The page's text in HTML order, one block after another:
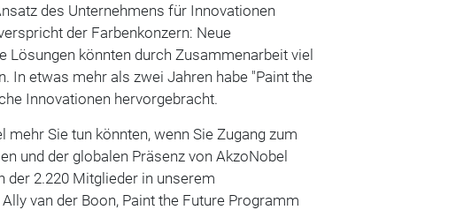
des Unternehmens für Innovationen
der Farbenkonzern: Neue
Lösungen könnten durch Zusammenarbeit viel
In etwas mehr als zwei Jahren habe "Paint the
Innovationen hervorgebracht.
mehr Sie tun könnten, wenn Sie Zugang zum
und der globalen Präsenz von AkzoNobel
der 2.220 Mitglieder in unserem
van der Boon, Paint the Future Programm